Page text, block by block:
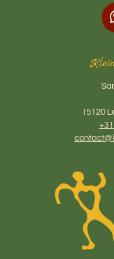
15120